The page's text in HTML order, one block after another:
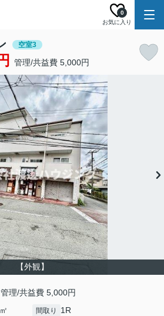
お気に入り
0
空室3
管理/共益費 5,000円
【外観】
理/共益費 5,000円
間取り 1R